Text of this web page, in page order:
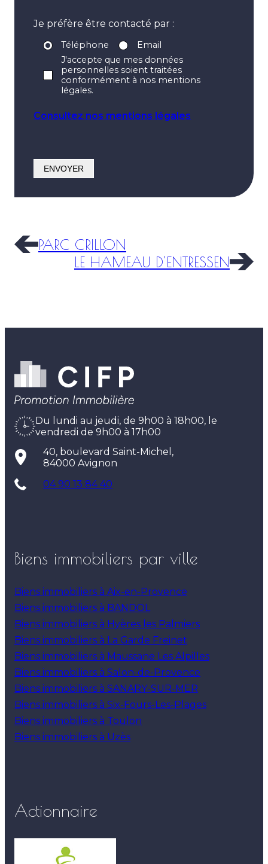
Je préfère être contacté par :
Téléphone
Email
J'accepte que mes données
personnelles soient traitées
conformément à nos mentions
légales.
Consultez nos mentions légales
PARC CRILLON
LE HAMEAU D'ENTRESSEN
Du lundi au jeudi, de 9h00 à 18h00, le
vendredi de 9h00 à 17h00
40, boulevard Saint-Michel,
84000 Avignon
04 90 13 84 40
Biens immobiliers par ville
Biens immobiliers à Aix-en-Provence
Biens immobiliers à BANDOL
Biens immobiliers à Hyères les Palmiers
Biens immobiliers à La Garde Freinet
Biens immobiliers à Maussane Les Alpilles
Biens immobiliers à Salon-de-Provence
Biens immobiliers à SANARY-SUR-MER
Biens immobiliers à Six-Fours-Les-Plages
Biens immobiliers à Toulon
Biens immobiliers à Uzès
Actionnaire